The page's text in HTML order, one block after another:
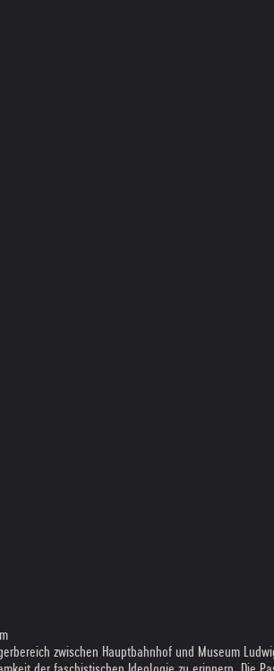
zwischen Hauptbahnhof und Museum